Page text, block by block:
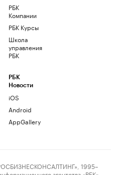
РБК
Компании
РБК Курсы
Школа
управления
РБК
РБК
Новости
iOS
Android
AppGallery
1995–